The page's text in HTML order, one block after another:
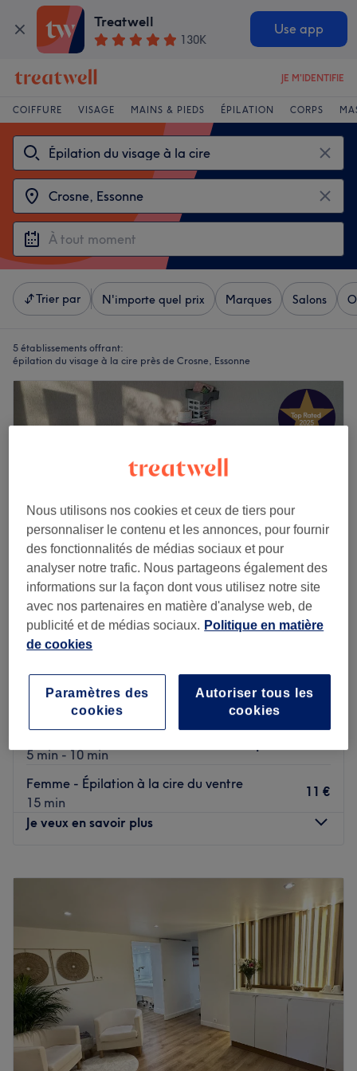
Treatwell
130K
Use app
JE M'IDENTIFIE
COIFFURE VISAGE MAINS & PIEDS ÉPILATION CORPS
Trier par N'importe quel prix Marques Salons
5 établissements offrant:
épilation du visage à la cire près de Crosne, Essonne
Jks beauté
4,9
218 avis
Crosne, Essonne
Femme - Épilation à la cire des bras
10 min - 15 min
à partir de11 €
Femme - Épilation à la cire du visage
5 min - 10 min
Femme - Épilation à la cire du ventre
15 min
11 €
Je veux en savoir plus
19:00
10:00
19:00
19:00
Samedi
09:00
18:00
Dimanche
Fermé
Jks beauté est un lieu de beauté situé à Crosne, où votre
expert vous attend pour vous sublimer. Le salon offre un
cadre accueillant et confortable pour que vous puissiez
Nous utilisons nos cookies et ceux de tiers pour
personnaliser le contenu et les annonces, pour fournir
des fonctionnalités de médias sociaux et pour
analyser notre trafic. Nous partageons également des
informations sur la façon dont vous utilisez notre site
avec nos partenaires en matière d'analyse web, de
publicité et de médias sociaux. Politique en matière
de cookies
Autoriser tous les
cookies
Paramètres des
cookies